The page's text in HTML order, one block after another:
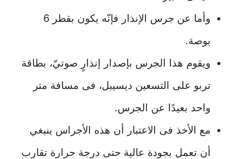
وأما عن جرس الإنذار فإنّه يكون بقطر 6
بوصة.
ويقوم هذا الجرس بإصدار إنذارٍ صوتيّ، بطاقة
تربو على التسعين ديسيبل، فى مسافة متر
واحد بعيدًا عن الجرس.
مع الأخذ فى الاعتبار أن هذه الأجراس ينبغي
أن تعمل بجودة عالية حتى درجة حرارة تقارب